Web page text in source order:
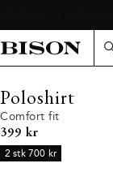
Poloshirt
Comfort fit
I alt (inkl. rabat)
399 kr
2 stk 700 kr